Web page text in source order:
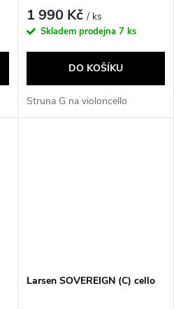
1 990 Kč/ ks
Skladem prodejna 7 ks
DO KOŠÍKU
Struna G na violoncello
Larsen SOVEREIGN (C) cello